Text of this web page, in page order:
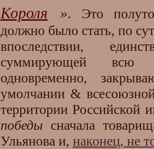
Короля ». Это
должно было стать, по
впоследствии,
суммирующей всю
одновременно,
умолчании &
территории Российской
победы сначала
Ульянова и, наконец, не